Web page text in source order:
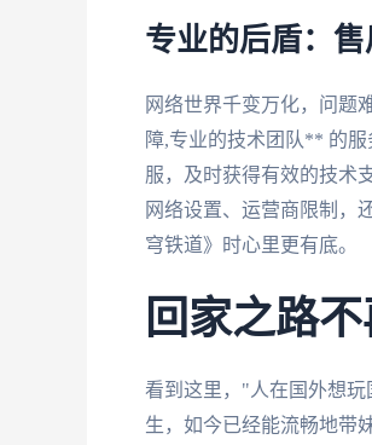
专业的后盾：
网络世界千变万化，问题
障,专业的技术团队** 的
服，及时获得有效的技术
网络设置、运营商限制，
穹铁道》时心里更有底。
回家之路
看到这里，"人在国外想
生，如今已经能流畅地带